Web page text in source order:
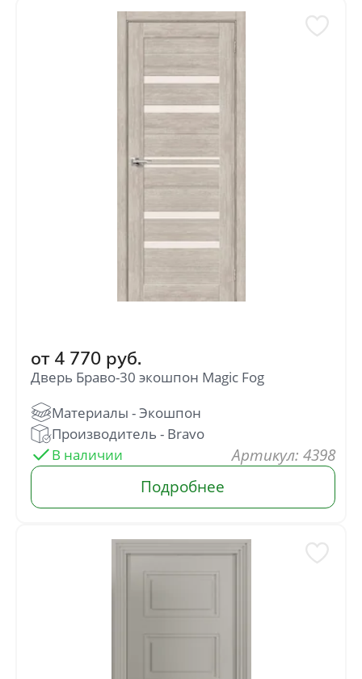
от 4 770 руб.
Дверь Браво-30 экошпон Magic Fog
: 4398
Отправить
Нажимая кнопку «Отправить», Вы
соглашаетесь с политикой обработки
персональных данных